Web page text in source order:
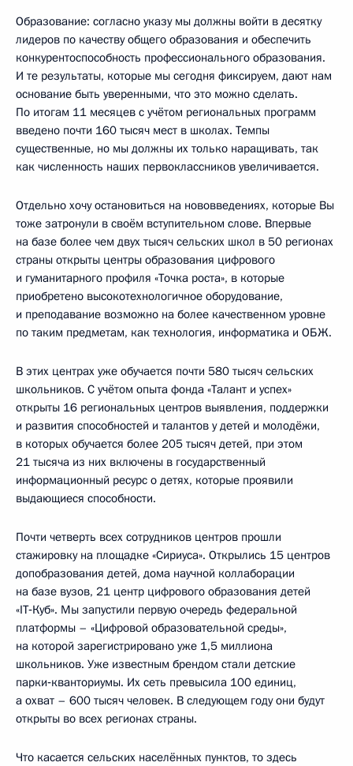
Образование: согласно указу мы должны войти в десятку
лидеров по качеству общего образования и обеспечить
конкурентоспособность профессионального образования.
И те результаты, которые мы сегодня фиксируем, дают нам
основание быть уверенными, что это можно сделать.
По итогам 11 месяцев с учётом региональных программ
введено почти 160 тысяч мест в школах. Темпы
существенные, но мы должны их только наращивать, так
как численность наших первоклассников увеличивается.
Отдельно хочу остановиться на нововведениях, которые Вы
тоже затронули в своём вступительном слове. Впервые
на базе более чем двух тысяч сельских школ в 50 регионах
страны открыты центры образования цифрового
и гуманитарного профиля «Точка роста», в которые
приобретено высокотехнологичное оборудование,
и преподавание возможно на более качественном уровне
по таким предметам, как технология, информатика и ОБЖ.
В этих центрах уже обучается почти 580 тысяч сельских
школьников. С учётом опыта фонда «Талант и успех»
открыты 16 региональных центров выявления, поддержки
и развития способностей и талантов у детей и молодёжи,
в которых обучается более 205 тысяч детей, при этом
21 тысяча из них включены в государственный
информационный ресурс о детях, которые проявили
выдающиеся способности.
Почти четверть всех сотрудников центров прошли
стажировку на площадке «Сириуса». Открылись 15 центров
допобразования детей, дома научной коллаборации
на базе вузов, 21 центр цифрового образования детей
«IT‑Куб». Мы запустили первую очередь федеральной
платформы – «Цифровой образовательной среды»,
на которой зарегистрировано уже 1,5 миллиона
школьников. Уже известным брендом стали детские
парки‑кванториумы. Их сеть превысила 100 единиц,
а охват – 600 тысяч человек. В следующем году они будут
открыты во всех регионах страны.
Что касается сельских населённых пунктов, то здесь